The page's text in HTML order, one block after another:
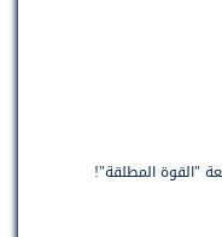
"القوة المطلقة"!